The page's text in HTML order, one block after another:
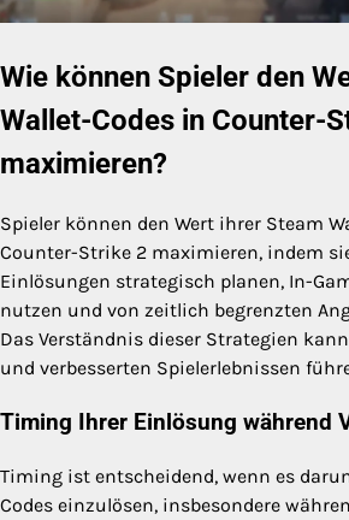
Wie können Spieler den
Wallet-Codes in Counter-
maximieren?
Spieler können den Wert ihrer Steam
Counter-Strike 2 maximieren, indem
Einlösungen strategisch planen, In-
nutzen und von zeitlich begrenzten
Das Verständnis dieser Strategien
und verbesserten Spielerlebnissen
Timing Ihrer Einlösung während
Timing ist entscheidend, wenn es
Codes einzulösen, insbesondere